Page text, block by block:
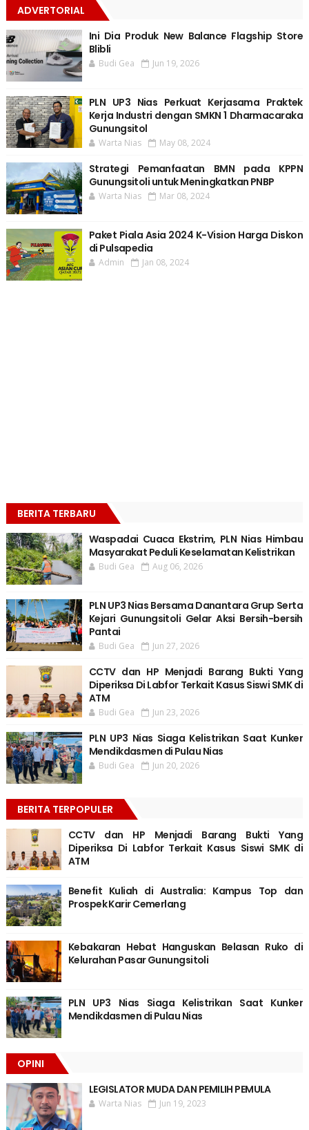
ADVERTORIAL
Ini Dia Produk New Balance Flagship Store
Blibli
Budi Gea Jun 19, 2026
PLN UP3 Nias Perkuat Kerjasama Praktek
Kerja Industri dengan SMKN 1 Dharmacaraka
Gunungsitol
Warta Nias May 08, 2024
Strategi Pemanfaatan BMN pada KPPN
Gunungsitoli untuk Meningkatkan PNBP
Warta Nias Mar 08, 2024
Paket Piala Asia 2024 K-Vision Harga Diskon
di Pulsapedia
Admin Jan 08, 2024
BERITA TERBARU
Waspadai Cuaca Ekstrim, PLN Nias Himbau
Masyarakat Peduli Keselamatan Kelistrikan
Budi Gea Aug 06, 2026
PLN UP3 Nias Bersama Danantara Grup Serta
Kejari Gunungsitoli Gelar Aksi Bersih-bersih
Pantai
Budi Gea Jun 27, 2026
CCTV dan HP Menjadi Barang Bukti Yang
Diperiksa Di Labfor Terkait Kasus Siswi SMK di
ATM
Budi Gea Jun 23, 2026
PLN UP3 Nias Siaga Kelistrikan Saat Kunker
Mendikdasmen di Pulau Nias
Budi Gea Jun 20, 2026
BERITA TERPOPULER
CCTV dan HP Menjadi Barang Bukti Yang
Diperiksa Di Labfor Terkait Kasus Siswi SMK di
ATM
Benefit Kuliah di Australia: Kampus Top dan
Prospek Karir Cemerlang
Kebakaran Hebat Hanguskan Belasan Ruko di
Kelurahan Pasar Gunungsitoli
PLN UP3 Nias Siaga Kelistrikan Saat Kunker
Mendikdasmen di Pulau Nias
OPINI
LEGISLATOR MUDA DAN PEMILIH PEMULA
Warta Nias Jun 19, 2023